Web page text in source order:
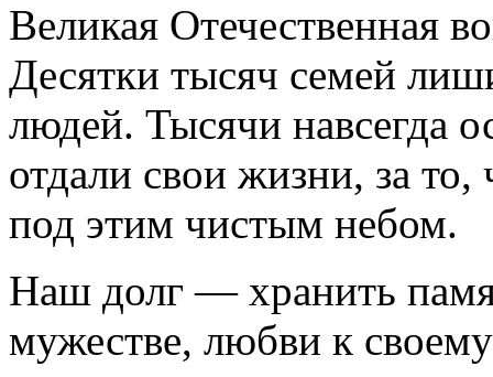
Великая Отечественная
Десятки тысяч семей
людей. Тысячи навсегда
отдали свои жизни, за
под этим чистым небом.
Наш долг — хранить
мужестве, любви к